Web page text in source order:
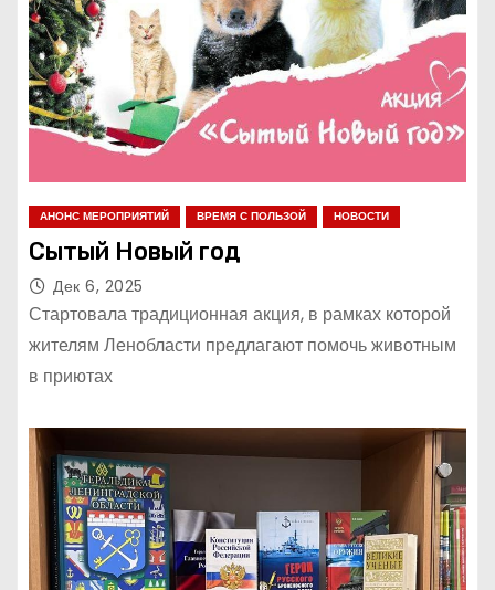
АНОНС МЕРОПРИЯТИЙ ВРЕМЯ С ПОЛЬЗОЙ НОВОСТИ
Сытый Новый год
Дек 6, 2025
Стартовала традиционная акция, в рамках которой
жителям Ленобласти предлагают помочь животным
в приютах